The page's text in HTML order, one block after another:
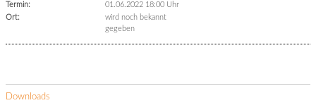
Termin:
01.06.2022 18:00 Uhr
Ort:
wird noch bekannt
gegeben
Downloads